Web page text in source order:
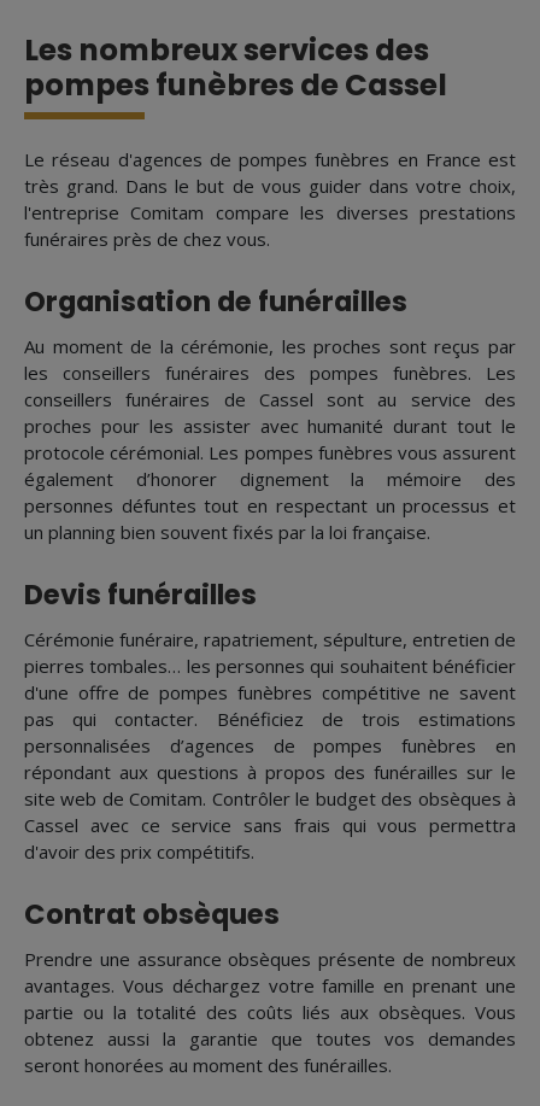
Les nombreux services des
pompes funèbres de Cassel
Le réseau d'agences de pompes funèbres en France est
très grand. Dans le but de vous guider dans votre choix,
l'entreprise Comitam compare les diverses prestations
funéraires près de chez vous.
Organisation de funérailles
Au moment de la cérémonie, les proches sont reçus par
les conseillers funéraires des pompes funèbres. Les
conseillers funéraires de Cassel sont au service des
proches pour les assister avec humanité durant tout le
protocole cérémonial. Les pompes funèbres vous assurent
également d’honorer dignement la mémoire des
personnes défuntes tout en respectant un processus et
un planning bien souvent fixés par la loi française.
Devis funérailles
Cérémonie funéraire, rapatriement, sépulture, entretien de
pierres tombales… les personnes qui souhaitent bénéficier
d'une offre de pompes funèbres compétitive ne savent
pas qui contacter. Bénéficiez de trois estimations
personnalisées d’agences de pompes funèbres en
répondant aux questions à propos des funérailles sur le
site web de Comitam. Contrôler le budget des obsèques à
Cassel avec ce service sans frais qui vous permettra
d'avoir des prix compétitifs.
Contrat obsèques
Prendre une assurance obsèques présente de nombreux
avantages. Vous déchargez votre famille en prenant une
partie ou la totalité des coûts liés aux obsèques. Vous
obtenez aussi la garantie que toutes vos demandes
seront honorées au moment des funérailles.